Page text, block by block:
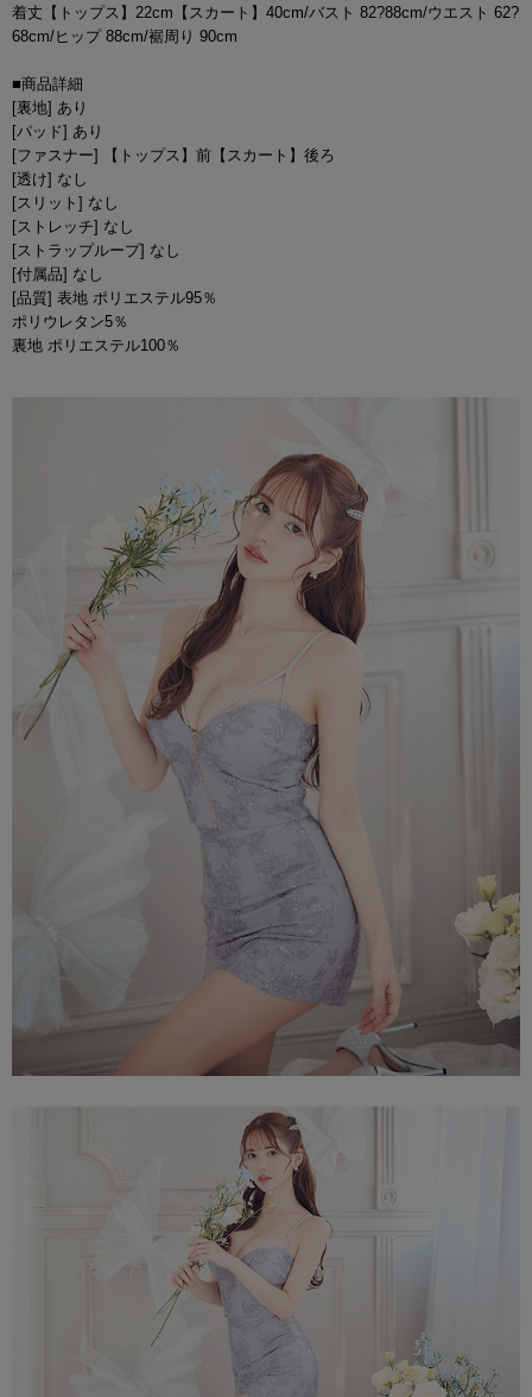
着丈【トップス】22cm【スカート】40cm/バスト 82?88cm/ウエスト 62?
68cm/ヒップ 88cm/裾周り 90cm
■商品詳細
[裏地] あり
[パッド] あり
[ファスナー] 【トップス】前【スカート】後ろ
[透け] なし
[スリット] なし
[ストレッチ] なし
[ストラップループ] なし
[付属品] なし
[品質] 表地 ポリエステル95％
ポリウレタン5％
裏地 ポリエステル100％